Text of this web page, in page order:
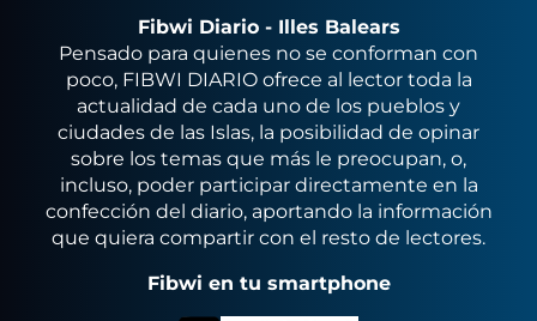
Fibwi Diario - Illes Balears
Pensado para quienes no se conforman con
poco, FIBWI DIARIO ofrece al lector toda la
actualidad de cada uno de los pueblos y
ciudades de las Islas, la posibilidad de opinar
sobre los temas que más le preocupan, o,
incluso, poder participar directamente en la
confección del diario, aportando la información
que quiera compartir con el resto de lectores.
Fibwi en tu smartphone